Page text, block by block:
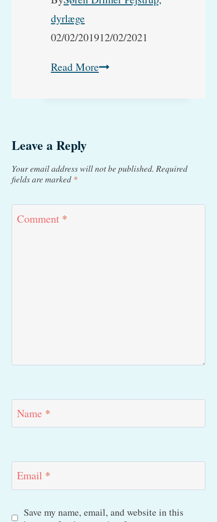
dyrlæge
02/02/201912/02/2021
Read MoreBrun
Leave a Reply
Your email address will not be published. Required
fields are marked *
Comment *
Name *
Email *
Save my name, email, and website in this